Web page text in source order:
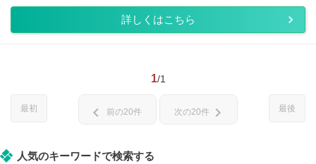
詳しくはこちら
1/1
最初 最後
chevron_left 前の20件 次の20件 chevron_right
人気のキーワードで検索する